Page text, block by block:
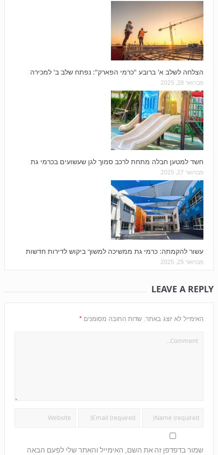
הצלחה לשלב א' ברובע "כרמי הפארק": נפתח שלב ב' למכירה
פברואר 28, 2025
חשד למטען חבלה מתחת לרכב סמוך לגן שעשועים בכרמי גת
פברואר 27, 2025
עשור להקמתה: כרמי גת ממשיכה למשוך ביקוש לדירות חדשות
פברואר 25, 2025
LEAVE A REPLY
האימייל לא יוצג באתר. שדות החובה מסומנים *
שמור בדפדפן זה את השם, האימייל והאתר שלי לפעם הבאה